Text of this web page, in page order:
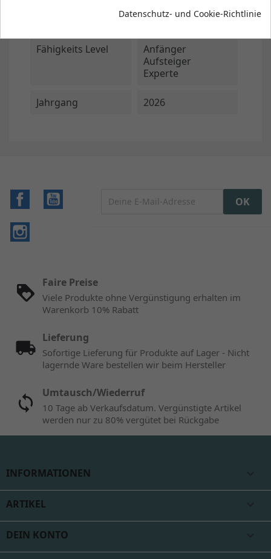
Freeride
Freestyle
Fähigkeits Level
Anfänger
Aufsteiger
Experte
Jahrgang 2026
Facebook
Faire Preise
Viele Produkte ohne Vergünstigung erhalten im
Warenkorb 10% Rabatt
Lieferung
Sofortige Lieferung für Produkte auf Lager - Nicht
lagernde Ware bestellen wir beim Hersteller
Umtausch/Wiederruf
10 Tage ab Verkaufsdatum. Vergünstigte Artikel
werden nur zu 80% vergütet bei Rückgabe
INFORMATIONEN
ARTIKEL
DEIN KONTO
Datenschutz- und Cookie-Richtlinie